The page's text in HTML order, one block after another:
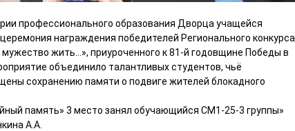
профессионального образования Дворца учащейся
награждения победителей Регионального конкурса
жить…», приуроченного к 81-й годовщине Победы в
объединило талантливых студентов, чьё
сохранению памяти о подвиге жителей блокадного
память» 3 место занял обучающийся СМ1-25-3 группы»
А.А.